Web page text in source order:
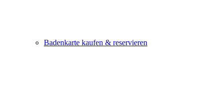
Badenkarte kaufen & reservieren